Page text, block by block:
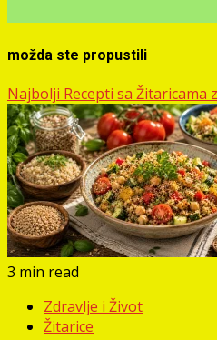
možda ste propustili
Najbolji Recepti sa Žitaricama
3 min read
Zdravlje i Život
Žitarice